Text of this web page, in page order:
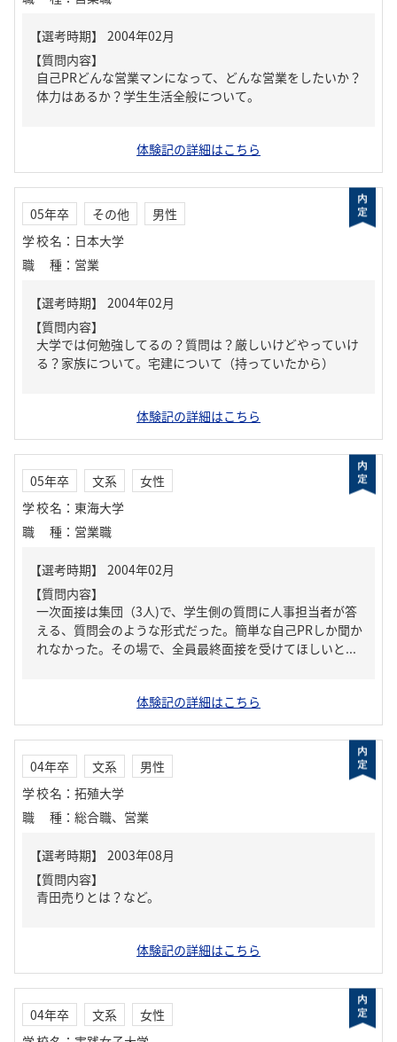
【質問内容】
自己PRどんな営業マンになって、どんな営業をしたいか？
体力はあるか？学生生活全般について。
体験記の詳細はこちら
05年卒 その他
男性
学校名 ： 日本大学
職種 ： 営業
【質問内容】
大学では何勉強してるの？質問は？厳しいけどやっていけ
る？家族について。宅建について（持っていたから）
体験記の詳細はこちら
05年卒 文系
女性
学校名 ： 東海大学
職種 ： 営業職
【質問内容】
一次面接は集団（3人)で、学生側の質問に人事担当者が答
える、質問会のような形式だった。簡単な自己PRしか聞か
れなかった。その場で、全員最終面接を受けてほしいと...
体験記の詳細はこちら
04年卒 文系
男性
学校名 ： 拓殖大学
職種 ： 総合職、営業
【質問内容】
青田売りとは？など。
体験記の詳細はこちら
04年卒 文系
女性